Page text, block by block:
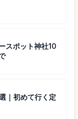
スポット神社10
｜初めて行く定